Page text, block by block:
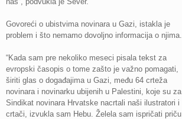
Govoreći o ubistvima novinara u Gazi, istakla je
problem i što nemamo dovoljno informacija o njima.
“Kada sam pre nekoliko meseci pisala tekst za
evropski časopis o tome zašto je važno pomagati,
širiti glas o događajima u Gazi, među 64 crteža
novinara i novinarku ubijenih u Palestini, koje su za
Sindikat novinara Hrvatske nacrtali naši ilustratori i
crtači, izvukla sam Hebu. Želela sam ispričati priču